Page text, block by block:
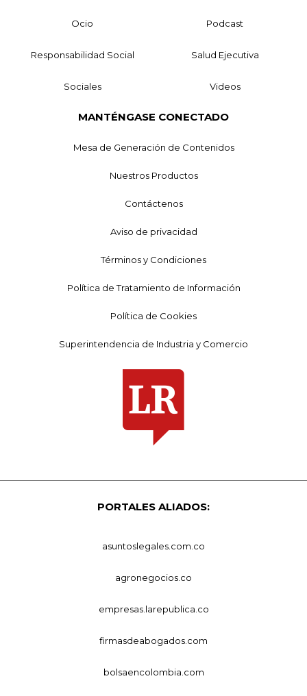
Ocio Podcast
Responsabilidad Social Salud Ejecutiva
Sociales Videos
MANTÉNGASE CONECTADO
Mesa de Generación de Contenidos
Nuestros Productos
Contáctenos
Aviso de privacidad
Términos y Condiciones
Política de Tratamiento de Información
Política de Cookies
Superintendencia de Industria y Comercio
PORTALES ALIADOS:
asuntoslegales.com.co
agronegocios.co
empresas.larepublica.co
firmasdeabogados.com
bolsaencolombia.com